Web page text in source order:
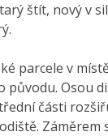
štít, nový v
parcele v
Osou
části
Záměrem